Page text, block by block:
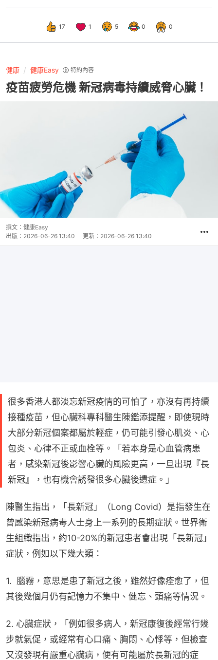
17 1 5 0 0
健康 健康Easy 特約內容
疫苗疲勞危機 新冠病毒持續威脅心臟！
撰文： 健康Easy
出版： 2026-06-26 13:40 更新： 2026-06-26 13:40
很多香港人都淡忘新冠疫情的可怕了，亦沒有再持續
接種疫苗，但心臟科專科醫生陳鑑添提醒，即使現時
大部分新冠個案都屬於輕症，仍可能引發心肌炎、心
包炎、心律不正或血栓等。「若本身是心血管病患
者，感染新冠後影響心臟的風險更高，一旦出現『長
新冠』，也有機會誘發很多心臟後遺症。」
陳醫生指出，「長新冠」（Long Covid）是指發生在
曾感染新冠病毒人士身上一系列的長期症狀。世界衛
生組織指出，約10-20%的新冠患者會出現「長新冠」
症狀，例如以下幾大類：
1.  腦霧，意思是患了新冠之後，雖然好像痊愈了，但
其後幾個月仍有記憶力不集中、健忘、頭痛等情況。
2. 心臟症狀，「例如很多病人，新冠康復後經常行幾
步就氣促，或經常有心口痛、胸悶、心悸等，但檢查
又沒發現有嚴重心臟病，便有可能屬於長新冠的症